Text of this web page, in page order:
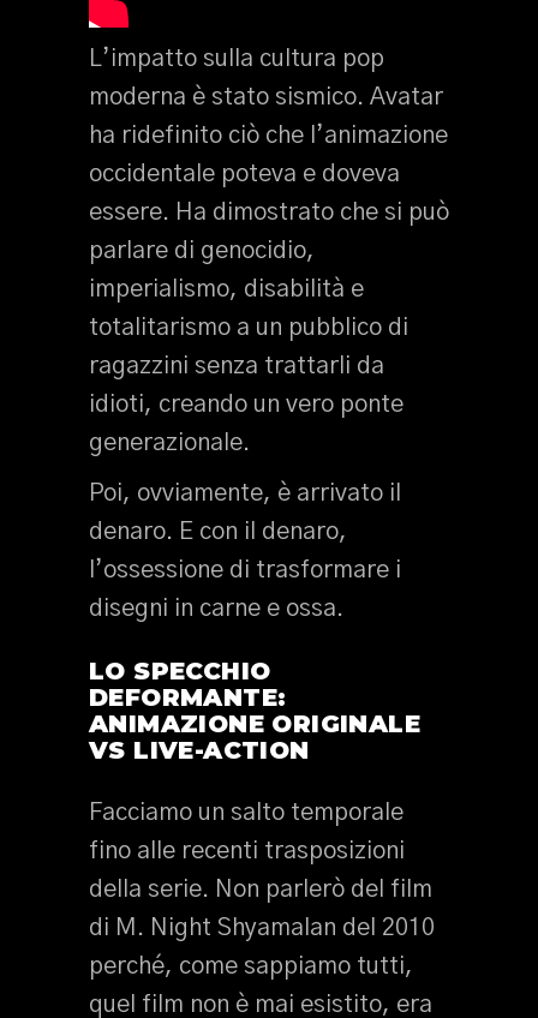
L’impatto sulla cultura pop
moderna è stato sismico. Avatar
ha ridefinito ciò che l’animazione
occidentale poteva e doveva
essere. Ha dimostrato che si può
parlare di genocidio,
imperialismo, disabilità e
totalitarismo a un pubblico di
ragazzini senza trattarli da
idioti, creando un vero ponte
generazionale.
Poi, ovviamente, è arrivato il
denaro. E con il denaro,
l’ossessione di trasformare i
disegni in carne e ossa.
LO SPECCHIO
DEFORMANTE:
ANIMAZIONE ORIGINALE
VS LIVE-ACTION
Facciamo un salto temporale
fino alle recenti trasposizioni
della serie. Non parlerò del film
di M. Night Shyamalan del 2010
perché, come sappiamo tutti,
quel film non è mai esistito, era